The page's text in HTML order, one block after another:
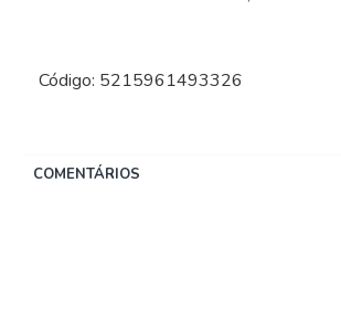
Código: 5215961493326
COMENTÁRIOS